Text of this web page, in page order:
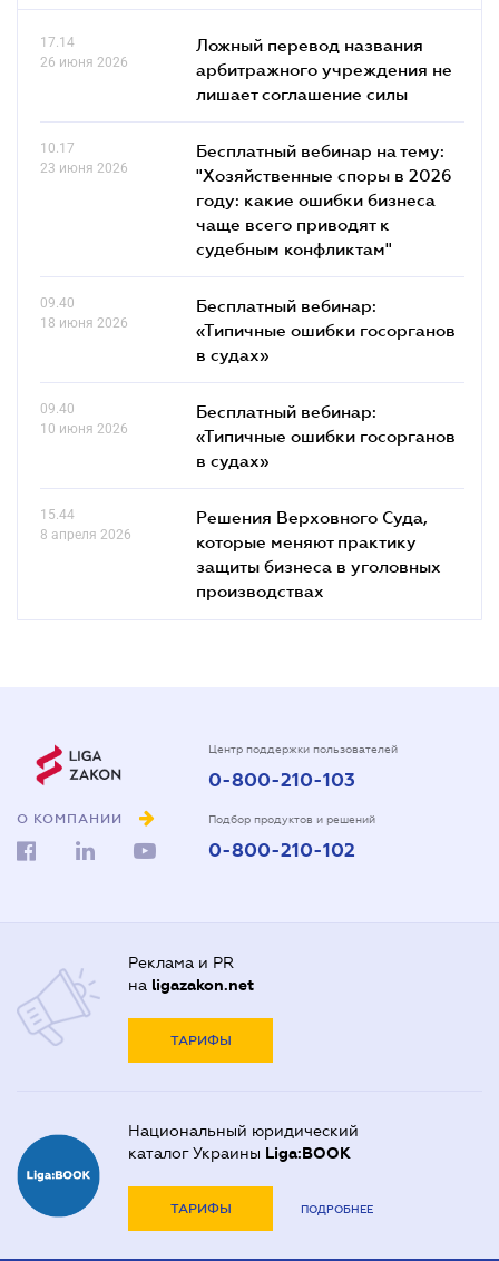
17.14
26 июня 2026
Ложный перевод названия
арбитражного учреждения не
лишает соглашение силы
10.17
23 июня 2026
Бесплатный вебинар на тему:
"Хозяйственные споры в 2026
году: какие ошибки бизнеса
чаще всего приводят к
судебным конфликтам"
09.40
18 июня 2026
Бесплатный вебинар:
«Типичные ошибки госорганов
в судах»
09.40
10 июня 2026
Бесплатный вебинар:
«Типичные ошибки госорганов
в судах»
15.44
8 апреля 2026
Решения Верховного Суда,
которые меняют практику
защиты бизнеса в уголовных
производствах
О КОМПАНИИ
Центр поддержки пользователей
0-800-210-103
Подбор продуктов и решений
0-800-210-102
Реклама и PR
на ligazakon.net
ТАРИФЫ
Национальный юридический
каталог Украины Liga:BOOK
ТАРИФЫ ПОДРОБНЕЕ